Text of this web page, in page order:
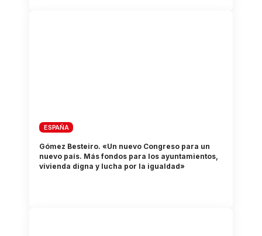
ESPAÑA
Gómez Besteiro. «Un nuevo Congreso para un
nuevo país. Más fondos para los ayuntamientos,
vivienda digna y lucha por la igualdad»